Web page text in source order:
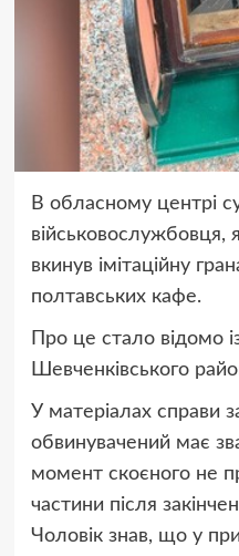
В обласному центрі
військовослужбовця,
вкинув імітаційну
полтавських кафе.
Про це стало відомо
Шевченківського
У матеріалах справи
обвинувачений має
момент скоєного не
частини після
Чоловік знав, що у